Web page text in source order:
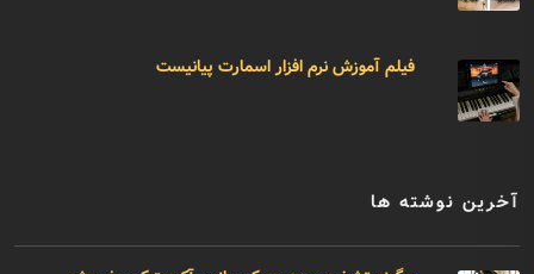
فیلم آموزش نرم افزار اسمارت پیانیست
آخرین نوشته ها